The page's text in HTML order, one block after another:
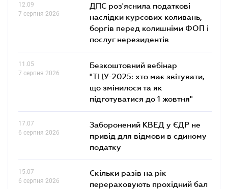
12.09
7 серпня 2026
ДПС роз'яснила податкові
наслідки курсових коливань,
боргів перед колишніми ФОП і
послуг нерезидентів
11.05
7 серпня 2026
Безкоштовний вебінар
"ТЦУ-2025: хто має звітувати,
що змінилося та як
підготуватися до 1 жовтня"
17.07
6 серпня 2026
Заборонений КВЕД у ЄДР не
привід для відмови в єдиному
податку
15.07
6 серпня 2026
Скільки разів на рік
перераховують прохідний бал